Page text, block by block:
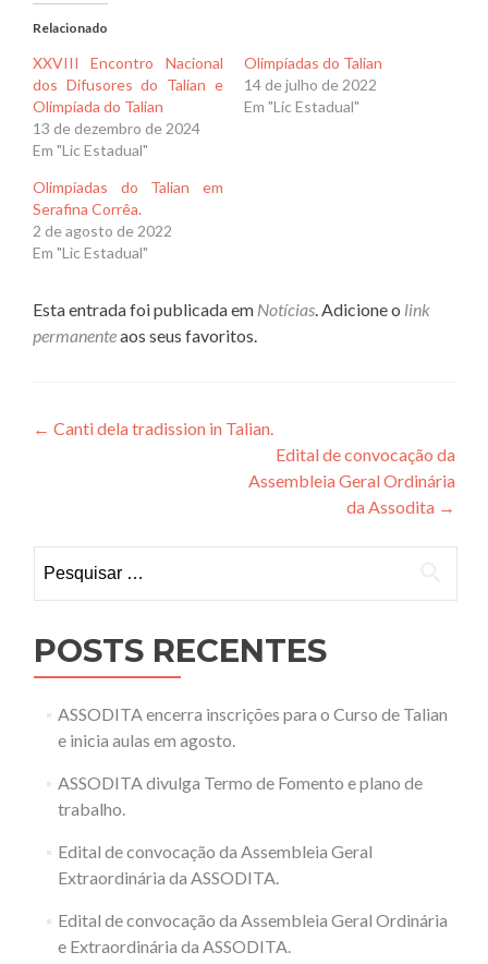
Relacionado
XXVIII Encontro Nacional
dos Difusores do Talian e
Olimpíada do Talian
13 de dezembro de 2024
Em "Lic Estadual"
Olimpíadas do Talian
14 de julho de 2022
Em "Lic Estadual"
Olimpíadas do Talian em
Serafina Corrêa.
2 de agosto de 2022
Em "Lic Estadual"
Esta entrada foi publicada em Notícias. Adicione o link
permanenteaos seus favoritos.
Navegação
← Canti dela tradission in Talian.
Edital de convocação da
Assembleia Geral Ordinária
da Assodita →
por:
POSTS RECENTES
ASSODITA encerra inscrições para o Curso de Talian
e inicia aulas em agosto.
ASSODITA divulga Termo de Fomento e plano de
trabalho.
Edital de convocação da Assembleia Geral
Extraordinária da ASSODITA.
Edital de convocação da Assembleia Geral Ordinária
e Extraordinária da ASSODITA.